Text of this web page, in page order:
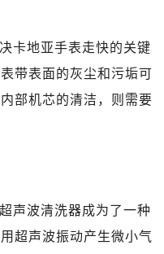
卡地亚手表走快的关键
带表面的灰尘和污垢可
部机芯的清洁，则需要
声波清洗器成为了一种
超声波振动产生微小气